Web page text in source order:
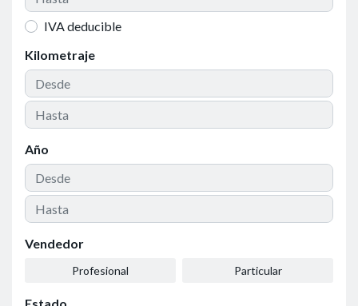
IVA deducible
Kilometraje
Año
Vendedor
Profesional Particular
Estado